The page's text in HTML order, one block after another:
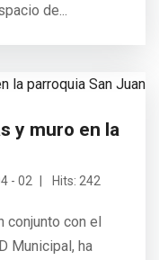
de...
y muro en la
- 02 Hits: 242
conjunto con el
Municipal, ha